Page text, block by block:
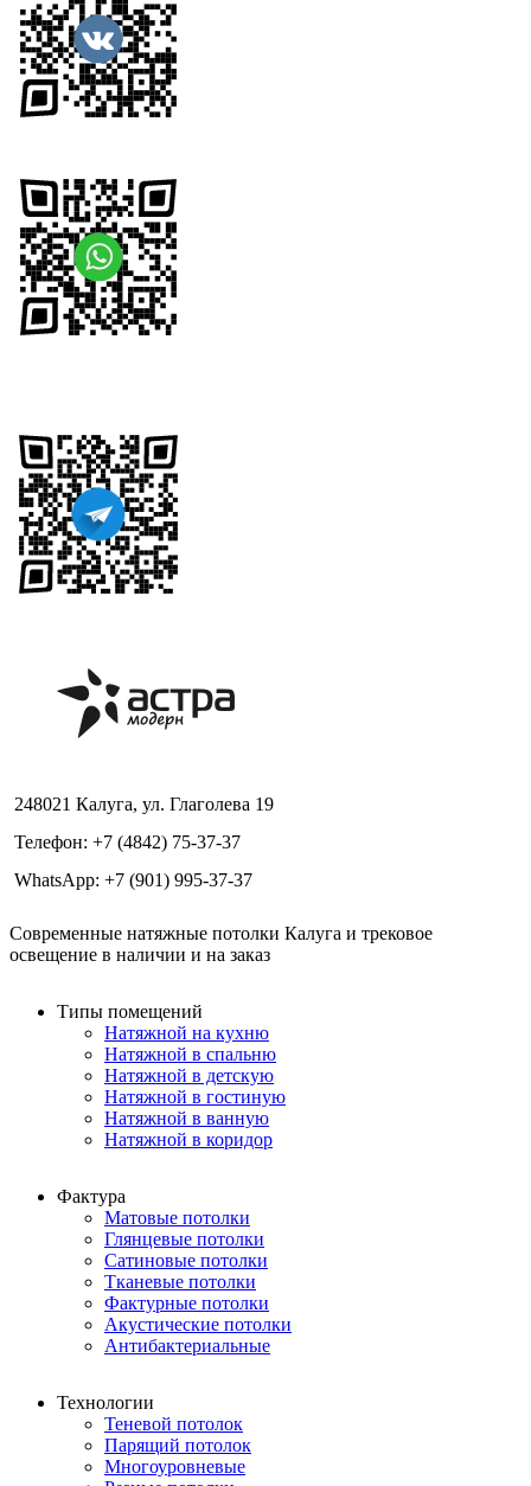
248021 Калуга, ул. Глаголева 19
Телефон: +7 (4842) 75-37-37
WhatsApp: +7 (901) 995-37-37
Современные натяжные потолки Калуга и трековое
освещение в наличии и на заказ
Типы помещений
Натяжной на кухню
Натяжной в спальню
Натяжной в детскую
Натяжной в гостиную
Натяжной в ванную
Натяжной в коридор
Фактура
Матовые потолки
Глянцевые потолки
Сатиновые потолки
Тканевые потолки
Фактурные потолки
Акустические потолки
Антибактериальные
Технологии
Теневой потолок
Парящий потолок
Многоуровневые